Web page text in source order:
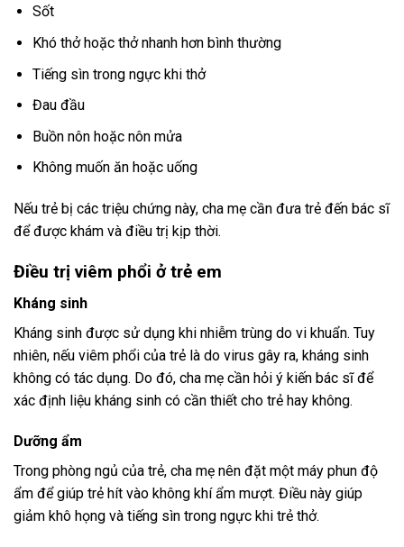
Sốt
Khó thở hoặc thở nhanh hơn bình thường
Tiếng sìn trong ngực khi thở
Đau đầu
Buồn nôn hoặc nôn mửa
Không muốn ăn hoặc uống
Nếu trẻ bị các triệu chứng này, cha mẹ cần đưa trẻ đến bác sĩ
để được khám và điều trị kịp thời.
Điều trị viêm phổi ở trẻ em
Kháng sinh
Kháng sinh được sử dụng khi nhiễm trùng do vi khuẩn. Tuy
nhiên, nếu viêm phổi của trẻ là do virus gây ra, kháng sinh
không có tác dụng. Do đó, cha mẹ cần hỏi ý kiến bác sĩ để
xác định liệu kháng sinh có cần thiết cho trẻ hay không.
Dưỡng ẩm
Trong phòng ngủ của trẻ, cha mẹ nên đặt một máy phun độ
ẩm để giúp trẻ hít vào không khí ẩm mượt. Điều này giúp
giảm khô họng và tiếng sìn trong ngực khi trẻ thở.